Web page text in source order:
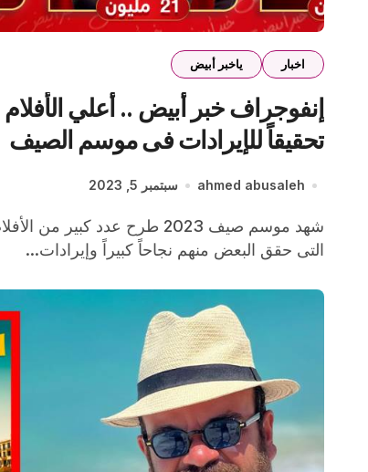
اخبار ياخبر أبيض
إنفوجراف خبر أبيض .. أعلي الأفلام
تحقيقاً للإيرادات فى موسم الصيف
2023
ahmed abusaleh سبتمبر 5, 2023
شهد موسم صيف 2023 طرح عدد كبير من الأفلام،
التى حقق البعض منهم نجاحاً كبيراً وإيرادات...